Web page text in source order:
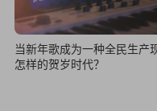
当新年歌成为一种全民生产
怎样的贺岁时代？